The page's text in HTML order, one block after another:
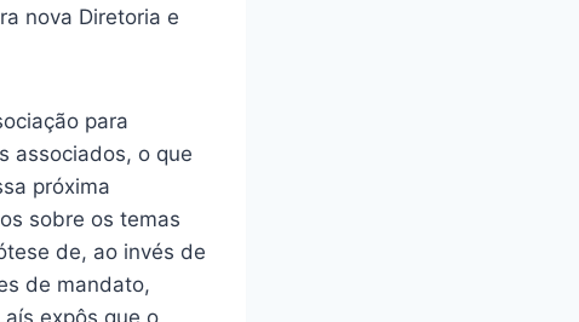
nova Diretoria e
para
associados, o que
próxima
sobre os temas
de, ao invés de
de mandato,
expôs que o